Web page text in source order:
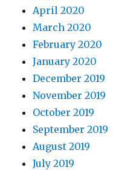
April 2020
March 2020
February 2020
January 2020
December 2019
November 2019
October 2019
September 2019
August 2019
July 2019